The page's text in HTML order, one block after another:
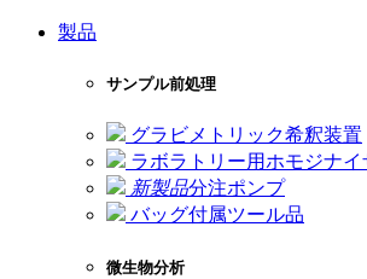
製品
サンプル前処理
グラビメトリック希釈装置
ラボラトリー用ホモジナイ
新製品分注ポンプ
バッグ付属ツール品
微生物分析